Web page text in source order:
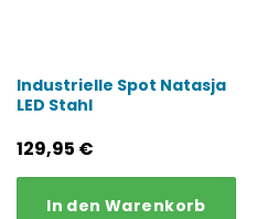
Industrielle Spot Natasja
LED Stahl
129,95 €
In den Warenkorb